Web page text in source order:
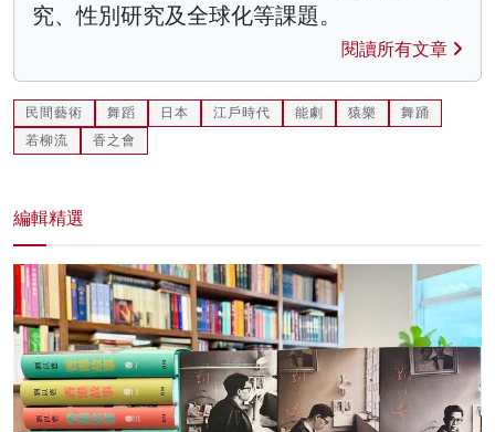
究、性別研究及全球化等課題。
閱讀所有文章
民間藝術 舞蹈 日本 江戶時代 能劇 猿樂
舞踊
若柳流
香之會
編輯精選